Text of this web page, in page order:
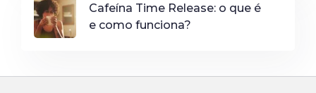
Cafeína Time Release: o que é
e como funciona?